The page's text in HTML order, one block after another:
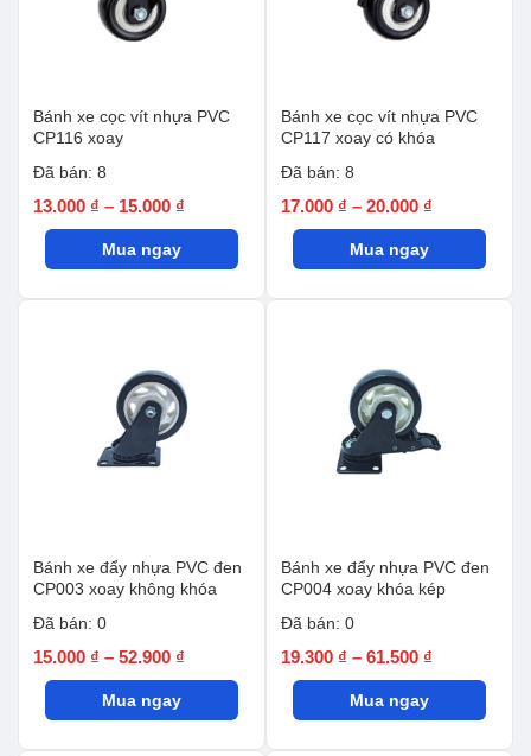
Bánh xe cọc vít nhựa PVC
CP116 xoay
Đã bán: 8
13.000 ₫ – 15.000 ₫
giá:
13.000 ₫
Mua ngay
Bánh xe cọc vít nhựa PVC
CP117 xoay có khóa
Đã bán: 8
17.000 ₫ – 20.000 ₫
giá:
17.000 ₫
Mua ngay
Bánh xe đẩy nhựa PVC đen
CP003 xoay không khóa
Đã bán: 0
15.000 ₫ – 52.900 ₫
giá:
15.000 ₫
Mua ngay
Bánh xe đẩy nhựa PVC đen
CP004 xoay khóa kép
Đã bán: 0
19.300 ₫ – 61.500 ₫
giá:
19.300 ₫
Mua ngay